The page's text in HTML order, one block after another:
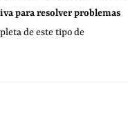
para resolver problemas
de este tipo de